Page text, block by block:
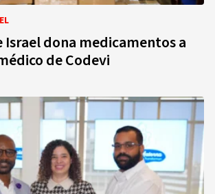
Israel dona medicamentos a
de Codevi